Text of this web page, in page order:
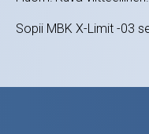
Sopii MBK X-Limit -03